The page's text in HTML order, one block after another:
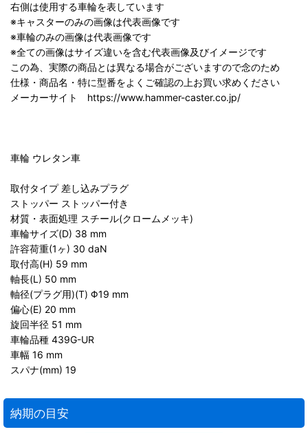
右側は使用する車輪を表しています
※キャスターのみの画像は代表画像です
※車輪のみの画像は代表画像です
※全ての画像はサイズ違いを含む代表画像及びイメージです
この為、実際の商品とは異なる場合がございますので念のため
仕様・商品名・特に型番をよくご確認の上お買い求めください
メーカーサイト https://www.hammer-caster.co.jp/
車輪 ウレタン車
取付タイプ 差し込みプラグ
ストッパー ストッパー付き
材質・表面処理 スチール(クロームメッキ)
車輪サイズ(D) 38 mm
許容荷重(1ヶ) 30 daN
取付高(H) 59 mm
軸長(L) 50 mm
軸径(プラグ用)(T) Φ19 mm
偏心(E) 20 mm
旋回半径 51 mm
車輪品種 439G-UR
車幅 16 mm
スパナ(mm) 19
納期の目安